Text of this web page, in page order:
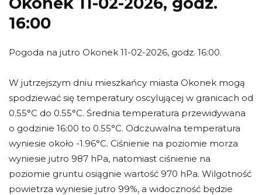
16:00
Pogoda na jutro Okonek 11-02-2026, godz. 16:00.
W jutrzejszym dniu mieszkańcy miasta Okonek mogą
spodziewać się temperatury oscylującej w granicach od
0.55°C do 0.55°C. Średnia temperatura przewidywana
o godzinie 16:00 to 0.55°C. Odczuwalna temperatura
wyniesie około -1.96°C. Ciśnienie na poziomie morza
wyniesie jutro 987 hPa, natomiast ciśnienie na
poziomie gruntu osiągnie wartość 970 hPa. Wilgotność
powietrza wyniesie jutro 99%, a widoczność będzie